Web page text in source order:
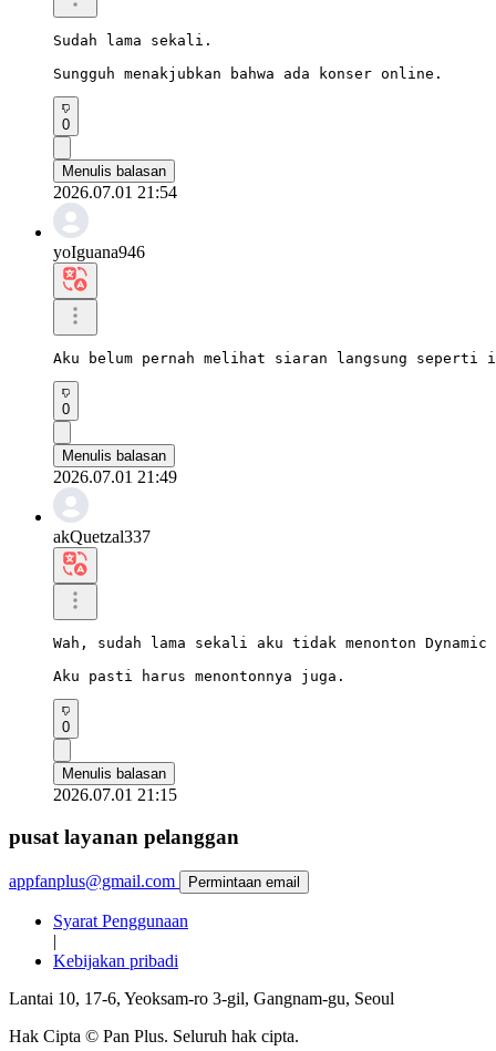
Sudah lama sekali.
Sungguh menakjubkan bahwa ada konser online.
0
Menulis balasan
2026.07.01 21:54
yoIguana946
Aku belum pernah melihat siaran langsung seperti
0
Menulis balasan
2026.07.01 21:49
akQuetzal337
Wah, sudah lama sekali aku tidak menonton Dynamic
Aku pasti harus menontonnya juga.
0
Menulis balasan
2026.07.01 21:15
pusat layanan pelanggan
appfanplus@gmail.com Permintaan email
Syarat Penggunaan
|
Kebijakan pribadi
Lantai 10, 17-6, Yeoksam-ro 3-gil, Gangnam-gu, Seoul
Hak Cipta © Pan Plus. Seluruh hak cipta.